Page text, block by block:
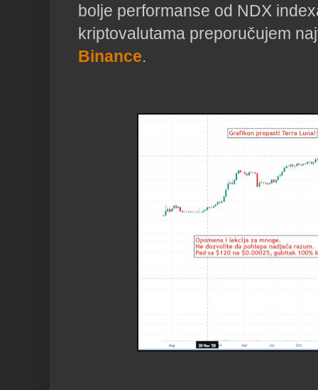
bolje performanse od NDX
kriptovalutama preporučujem
Binance.